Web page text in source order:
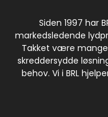
Siden 1997 har
markedsledende
Takket være
skreddersydde
behov. Vi i BRL